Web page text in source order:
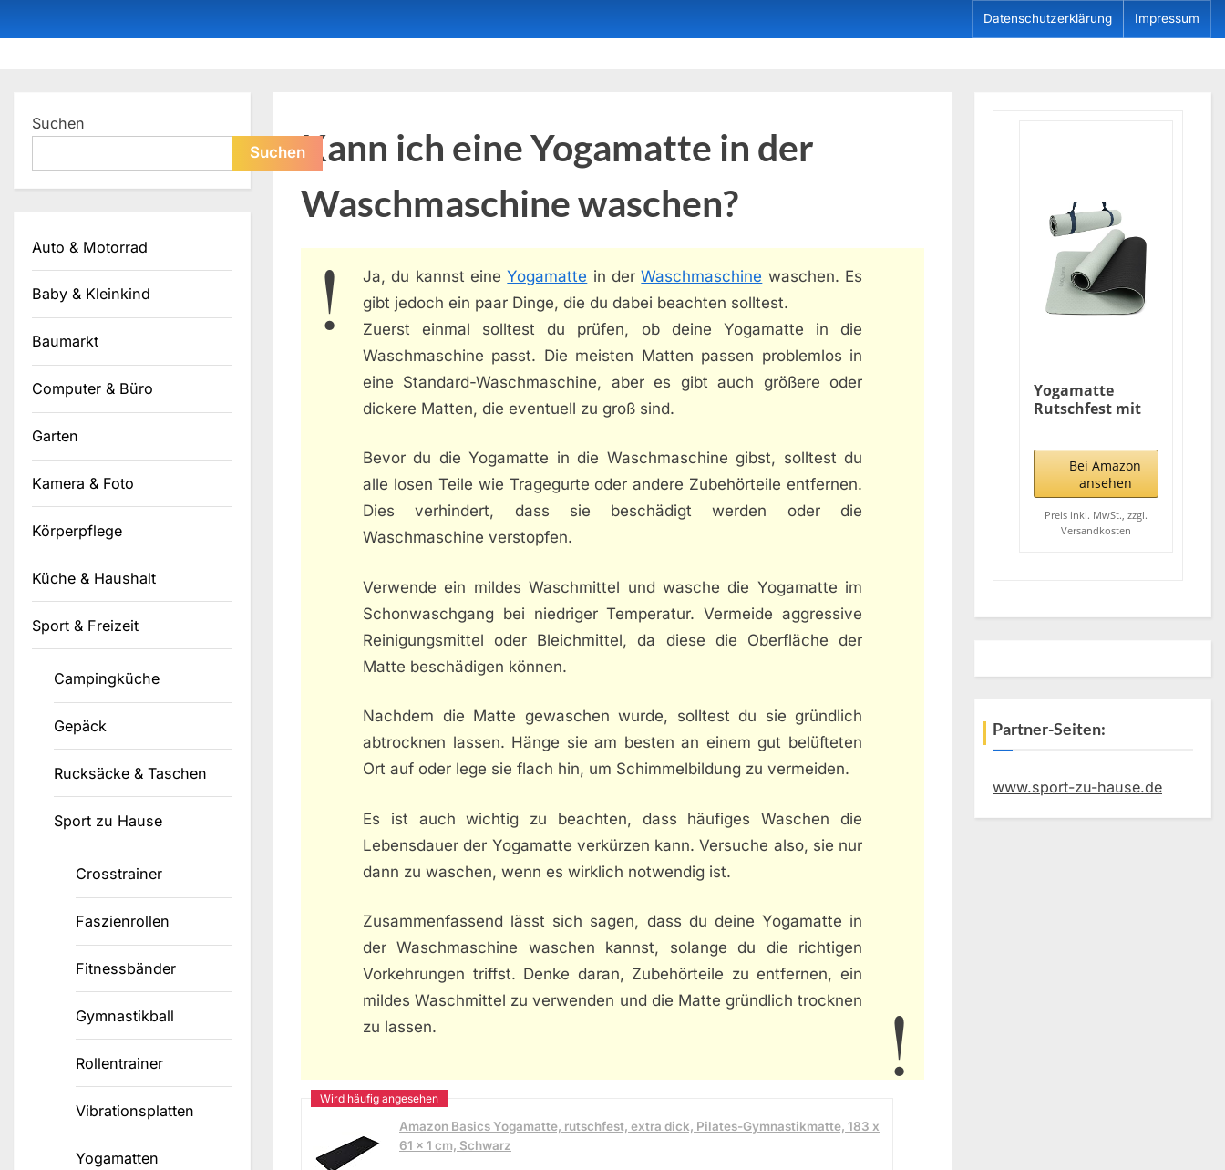
to
Datenschutzerklärung Impressum
Kann ich eine Yogamatte in der
Waschmaschine waschen?
Ja, du kannst eineYogamatte in derWaschmaschine waschen. Es
gibt jedoch ein paar Dinge, die du dabei beachten solltest.
Zuerst einmal solltest du prüfen, ob deine Yogamatte in die
Waschmaschine passt. Die meisten Matten passen problemlos in
eine Standard-Waschmaschine, aber es gibt auch größere oder
dickere Matten, die eventuell zu groß sind.
Bevor du die Yogamatte in die Waschmaschine gibst, solltest du
alle losen Teile wie Tragegurte oder andere Zubehörteile entfernen.
Dies verhindert, dass sie beschädigt werden oder die
Waschmaschine verstopfen.
Verwende ein mildes Waschmittel und wasche die Yogamatte im
Schonwaschgang bei niedriger Temperatur. Vermeide aggressive
Reinigungsmittel oder Bleichmittel, da diese die Oberfläche der
Matte beschädigen können.
Nachdem die Matte gewaschen wurde, solltest du sie gründlich
abtrocknen lassen. Hänge sie am besten an einem gut belüfteten
Ort auf oder lege sie flach hin, um Schimmelbildung zu vermeiden.
Es ist auch wichtig zu beachten, dass häufiges Waschen die
Lebensdauer der Yogamatte verkürzen kann. Versuche also, sie nur
dann zu waschen, wenn es wirklich notwendig ist.
Zusammenfassend lässt sich sagen, dass du deine Yogamatte in
der Waschmaschine waschen kannst, solange du die richtigen
Vorkehrungen triffst. Denke daran, Zubehörteile zu entfernen, ein
mildes Waschmittel zu verwenden und die Matte gründlich trocknen
zu lassen.
Amazon Basics Yogamatte, rutschfest, extra dick, Pilates-Gymnastikmatte, 183 x
61 x 1 cm, Schwarz
Suchen
Suchen
Auto & Motorrad
Baby & Kleinkind
Baumarkt
Computer & Büro
Garten
Kamera & Foto
Körperpflege
Küche & Haushalt
Sport & Freizeit
Campingküche
Gepäck
Rucksäcke & Taschen
Sport zu Hause
Crosstrainer
Faszienrollen
Fitnessbänder
Gymnastikball
Rollentrainer
Vibrationsplatten
Yogamatten
Yogamatte
Rutschfest mit
Extradick Yoga
Matte, TPE
Schadstofffrei
Sportmatte für
Zuhause oder
Draußen,
Bei Amazon
ansehen
Preis inkl. MwSt., zzgl.
Versandkosten
Partner-Seiten:
www.sport-zu-hause.de